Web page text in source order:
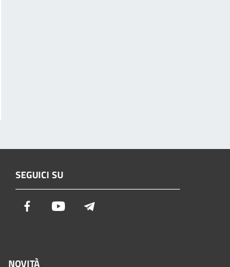
SEGUICI SU
Facebook Youtube
NOVITÀ